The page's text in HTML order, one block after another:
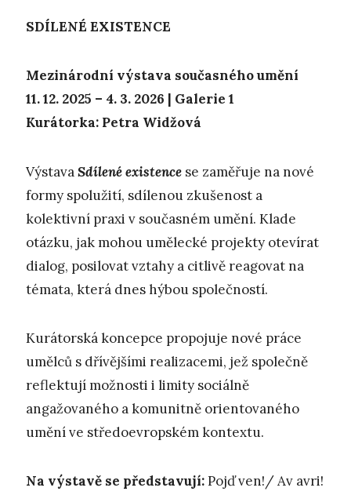
SDÍLENÉ EXISTENCE
Mezinárodní výstava současného umění
11. 12. 2025 – 4. 3. 2026 | Galerie 1
Kurátorka: Petra Widžová
VýstavaSdílené existence se zaměřuje na nové
formy spolužití, sdílenou zkušenost a
kolektivní praxi v současném umění. Klade
otázku, jak mohou umělecké projekty otevírat
dialog, posilovat vztahy a citlivě reagovat na
témata, která dnes hýbou společností.
Kurátorská koncepce propojuje nové práce
umělců s dřívějšími realizacemi, jež společně
reflektují možnosti i limity sociálně
angažovaného a komunitně orientovaného
umění ve středoevropském kontextu.
Na výstavě se představují:Pojď ven!/ Av avri!